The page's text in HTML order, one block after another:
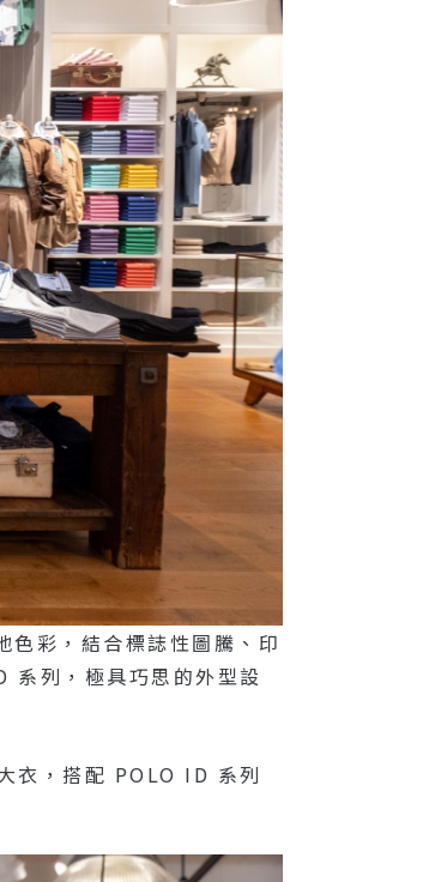
彩，結合標誌性圖騰、印
系列，極具巧思的外型設
衣，搭配 POLO ID 系列